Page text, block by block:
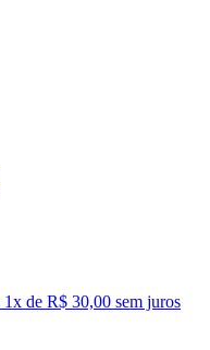
1x de R$ 30,00 sem juros